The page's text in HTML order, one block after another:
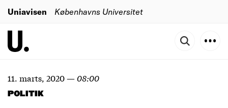
Uniavisen Københavns Universitet
11. marts, 2020—08:00
POLITIK